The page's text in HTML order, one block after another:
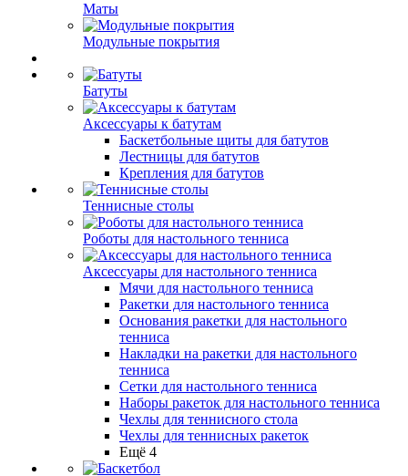
Маты
Модульные покрытия
Батуты
Аксессуары к батутам
Баскетбольные щиты для батутов
Лестницы для батутов
Крепления для батутов
Теннисные столы
Роботы для настольного тенниса
Аксессуары для настольного тенниса
Мячи для настольного тенниса
Ракетки для настольного тенниса
Основания ракетки для настольного
тенниса
Накладки на ракетки для настольного
тенниса
Сетки для настольного тенниса
Наборы ракеток для настольного тенниса
Чехлы для теннисного стола
Чехлы для теннисных ракеток
Ещё 4